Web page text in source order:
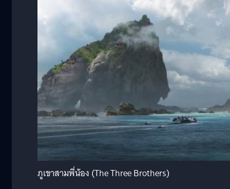
ภูเขาสามพี่น้อง (The Three Brothers)